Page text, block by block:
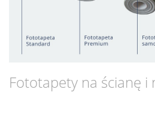
Fototapety na ścianę i